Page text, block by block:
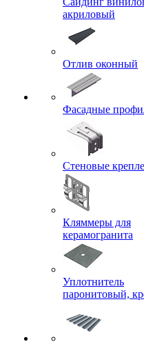
акриловый
Отлив оконный
Фасадные
Стеновые
Кляммеры для
керамогранита
Уплотнитель
паронитовый,